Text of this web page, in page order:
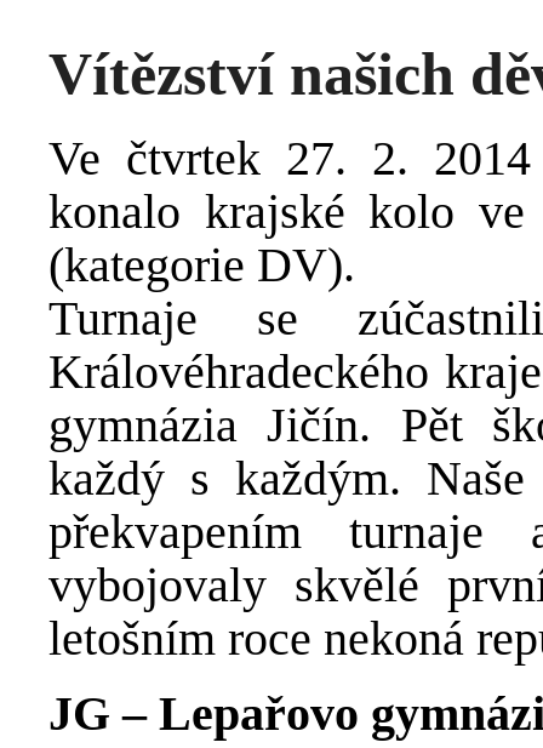
Vítězství našich
Ve čtvrtek 27. 2.
konalo krajské kolo
(kategorie DV).
Turnaje se
Královéhradeckého
gymnázia Jičín. Pět
každý s každým.
překvapením
vybojovaly skvělé
letošním roce nekoná
JG – Lepařovo